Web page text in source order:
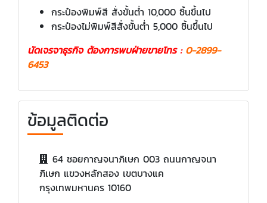
กระป๋องพิมพ์สี สั่งขั้นต่ำ 10,000 ชิ้นขึ้นไป
กระป๋องไม่พิมพ์สีสั่งขั้นต่ำ 5,000 ชิ้นขึ้นไป
นัดเจรจาธุรกิจ ต้องการพบฝ่ายขายโทร : 0-2899-
6453
ข้อมูลติดต่อ
64 ซอยกาญจนาภิเษก 003 ถนนกาญจนา
ภิเษก แขวงหลักสอง เขตบางแค
กรุงเทพมหานคร 10160